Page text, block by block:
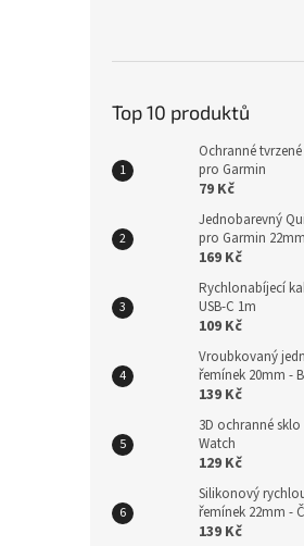
Top 10 produktů
Ochranné
pro Garmin
79 Kč
Jednobarevný
pro Garmin
169 Kč
Rychlonabíjecí
USB-C 1m
109 Kč
Vroubkovaný
řemínek 20mm -
139 Kč
3D ochranné
Watch
129 Kč
Silikonový
řemínek 22mm -
139 Kč